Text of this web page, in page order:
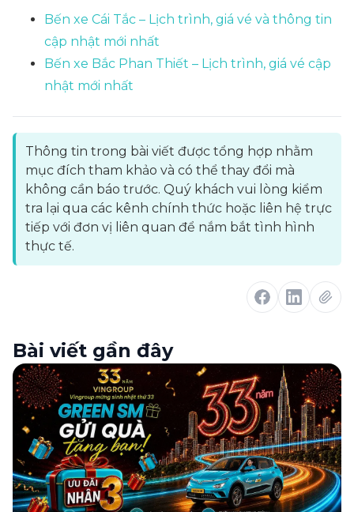
Bến xe Cái Tắc – Lịch trình, giá vé và thông tin
cập nhật mới nhất
Bến xe Bắc Phan Thiết – Lịch trình, giá vé cập
nhật mới nhất
Thông tin trong bài viết được tổng hợp nhằm
mục đích tham khảo và có thể thay đổi mà
không cần báo trước. Quý khách vui lòng kiểm
tra lại qua các kênh chính thức hoặc liên hệ trực
tiếp với đơn vị liên quan để nắm bắt tình hình
thực tế.
Bài viết gần đây